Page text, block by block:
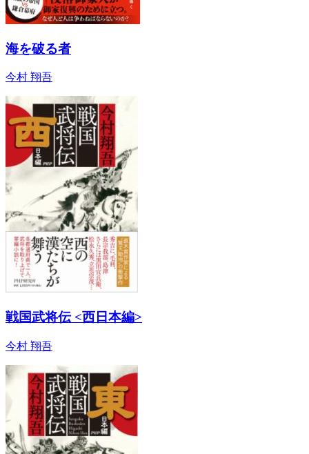
海を破る者
今村 翔吾
戦国武将伝 <西日本編>
今村 翔吾